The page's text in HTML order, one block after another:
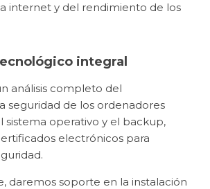
internet y del rendimiento de los
integral
análisis completo del
seguridad de los ordenadores
sistema operativo y el backup,
electrónicos para
daremos soporte en la instalación